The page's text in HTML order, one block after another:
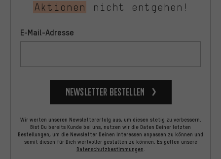
Aktionen
nicht entgehen!
E-Mail-Adresse
Newsletter bestellen
Wir werten unseren Newslettererfolg aus, um diesen stetig zu verbessern.
Bist Du bereits Kunde bei uns, nutzen wir die Daten Deiner letzten
Bestellungen, um die Newsletter Deinen Interessen anpassen zu können und
somit diesen für Dich wertvoller gestalten zu können. Es gelten unsere
Datenschutzbestimmungen.